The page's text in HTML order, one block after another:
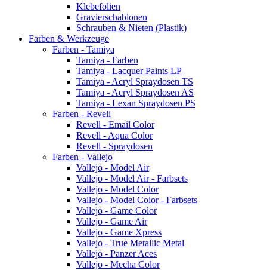
Klebefolien
Gravierschablonen
Schrauben & Nieten (Plastik)
Farben & Werkzeuge
Farben - Tamiya
Tamiya - Farben
Tamiya - Lacquer Paints LP
Tamiya - Acryl Spraydosen TS
Tamiya - Acryl Spraydosen AS
Tamiya - Lexan Spraydosen PS
Farben - Revell
Revell - Email Color
Revell - Aqua Color
Revell - Spraydosen
Farben - Vallejo
Vallejo - Model Air
Vallejo - Model Air - Farbsets
Vallejo - Model Color
Vallejo - Model Color - Farbsets
Vallejo - Game Color
Vallejo - Game Air
Vallejo - Game Xpress
Vallejo - True Metallic Metal
Vallejo - Panzer Aces
Vallejo - Mecha Color